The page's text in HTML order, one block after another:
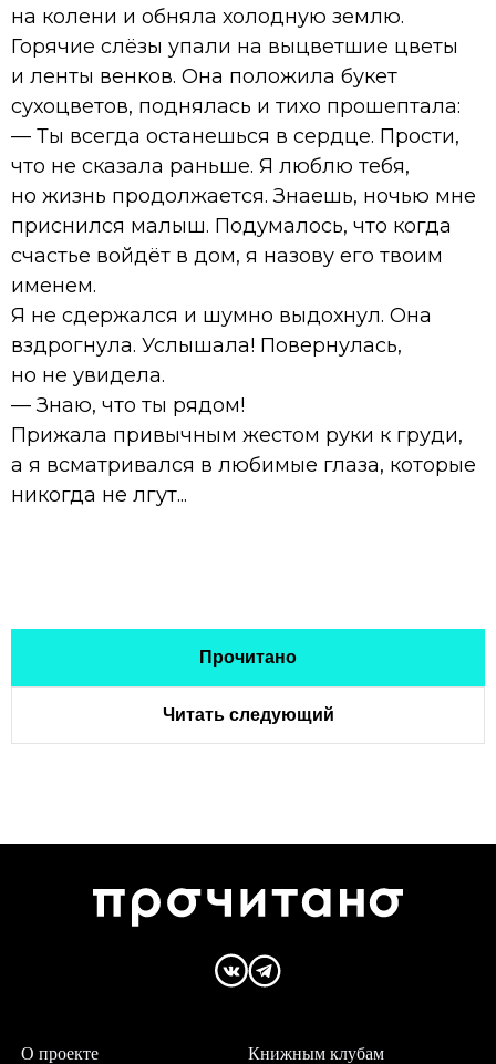
на колени и обняла холодную землю.
Горячие слёзы упали на выцветшие цветы
и ленты венков. Она положила букет
сухоцветов, поднялась и тихо прошептала:
— Ты всегда останешься в сердце. Прости,
что не сказала раньше. Я люблю тебя,
но жизнь продолжается. Знаешь, ночью мне
приснился малыш. Подумалось, что когда
счастье войдёт в дом, я назову его твоим
именем.
Я не сдержался и шумно выдохнул. Она
вздрогнула. Услышала! Повернулась,
но не увидела.
— Знаю, что ты рядом!
Прижала привычным жестом руки к груди,
а я всматривался в любимые глаза, которые
никогда не лгут...
Прочитано
Читать следующий
О проекте Книжным клубам